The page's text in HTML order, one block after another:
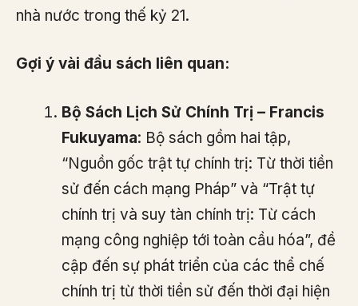
nhà nước trong thế kỷ 21.
Gợi ý vài đầu sách liên quan:
Bộ Sách Lịch Sử Chính Trị – Francis
Fukuyama: Bộ sách gồm hai tập,
“Nguồn gốc trật tự chính trị: Từ thời tiền
sử đến cách mạng Pháp” và “Trật tự
chính trị và suy tàn chính trị: Từ cách
mạng công nghiệp tới toàn cầu hóa”, đề
cập đến sự phát triển của các thể chế
chính trị từ thời tiền sử đến thời đại hiện